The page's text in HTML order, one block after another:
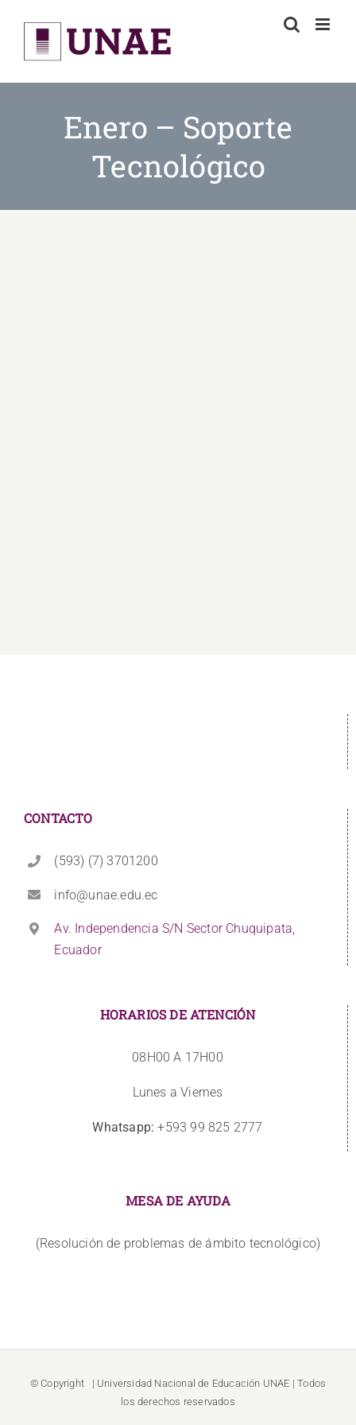
content
Enero – Soporte
Tecnológico
CONTACTO
(593) (7) 3701200
info@unae.edu.ec
Av. Independencia S/N Sector Chuquipata,
Ecuador
HORARIOS DE ATENCIÓN
08H00 A 17H00
Lunes a Viernes
Whatsapp: +593 99 825 2777
MESA DE AYUDA
(Resolución de problemas de ámbito tecnológico)
© Copyright | Universidad Nacional de Educación UNAE | Todos
los derechos reservados